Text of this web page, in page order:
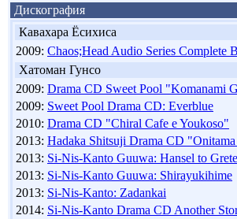
Дискография
Кавахара Ёсихиса
2009: Chaos;Head Audio Series Complete
Хатоман Гунсо
2009: Drama CD Sweet Pool "Komanami
2009: Sweet Pool Drama CD: Everblue
2010: Drama CD "Chiral Cafe e Youkoso"
2013: Hadaka Shitsuji Drama CD
2013: Si-Nis-Kanto Guuwa: Hansel to
2013: Si-Nis-Kanto Guuwa: Shirayukihime
2013: Si-Nis-Kanto: Zadankai
2014: Si-Nis-Kanto Drama CD Another